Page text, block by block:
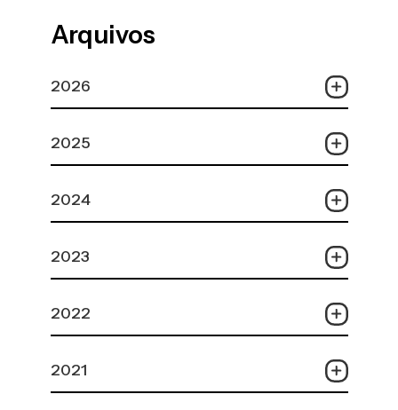
Arquivos
2026
2025
2024
2023
2022
2021